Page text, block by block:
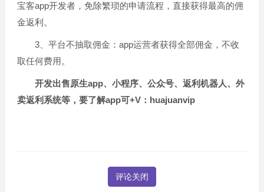
宝客app开发者，免除繁琐的申请流程，直接获得最高的佣
金返利。
3、平台不抽取佣金：app运营者获得全部佣金，不收
取任何费用。
开发出售原生app、小程序、公众号、返利机器人、外
卖返利系统等，要了解app可+V：huajuanvip
评论关闭